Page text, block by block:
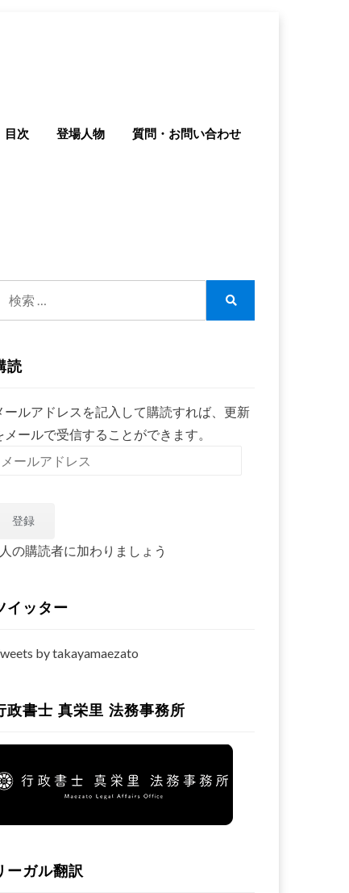
目次 登場人物 質問・お問い合わせ
読
ールアドレスを記入して購読すれば、更新
メールで受信することができます。
登録
の購読者に加わりましょう
イッター
by takayamaezato
政書士 真栄里 法務事務所
ーガル翻訳